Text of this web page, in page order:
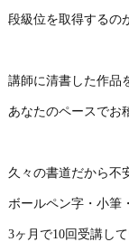
段級位を取得するの
講師に清書した作品
あなたのペースでお
久々の書道だから不
ボールペン字・小筆
3ヶ月で10回受講し